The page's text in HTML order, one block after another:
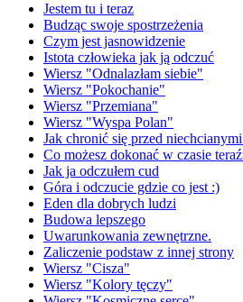
Jestem tu i teraz
Budząc swoje spostrzeżenia
Czym jest jasnowidzenie
Istota człowieka jak ją odczuć
Wiersz "Odnalazłam siebie"
Wiersz "Pokochanie"
Wiersz "Przemiana"
Wiersz "Wyspa Polan"
Jak chronić się przed
Co możesz dokonać w czasie
Jak ja odczułem cud
Góra i odczucie gdzie co jest :)
Eden dla dobrych ludzi
Budowa lepszego
Uwarunkowania zewnętrzne.
Zaliczenie podstaw z innej strony
Wiersz "Cisza"
Wiersz "Kolory tęczy"